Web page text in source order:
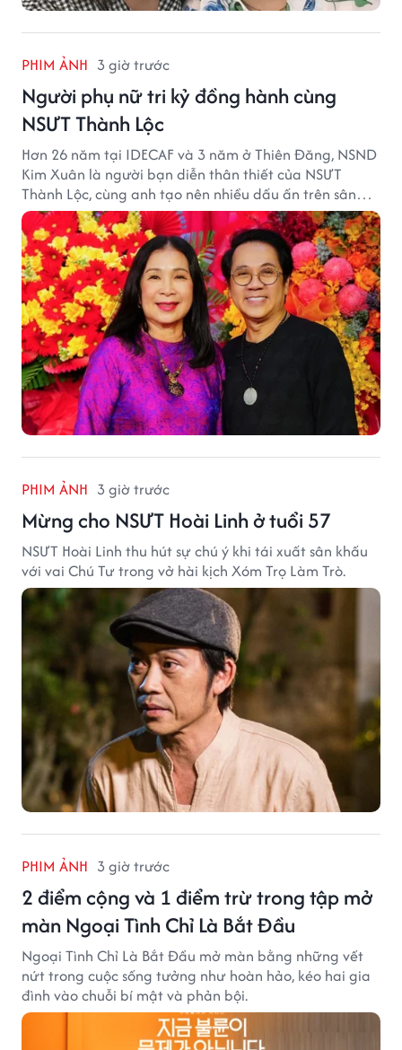
PHIM ẢNH 3 giờ trước
Người phụ nữ tri kỷ đồng hành cùng
NSƯT Thành Lộc
Hơn 26 năm tại IDECAF và 3 năm ở Thiên Đăng, NSND
Kim Xuân là người bạn diễn thân thiết của NSƯT
Thành Lộc, cùng anh tạo nên nhiều dấu ấn trên sân
khấu.
PHIM ẢNH 3 giờ trước
Mừng cho NSƯT Hoài Linh ở tuổi 57
NSƯT Hoài Linh thu hút sự chú ý khi tái xuất sân khấu
với vai Chú Tư trong vở hài kịch Xóm Trọ Làm Trò.
PHIM ẢNH 3 giờ trước
2 điểm cộng và 1 điểm trừ trong tập mở
màn Ngoại Tình Chỉ Là Bắt Đầu
Ngoại Tình Chỉ Là Bắt Đầu mở màn bằng những vết
nứt trong cuộc sống tưởng như hoàn hảo, kéo hai gia
đình vào chuỗi bí mật và phản bội.